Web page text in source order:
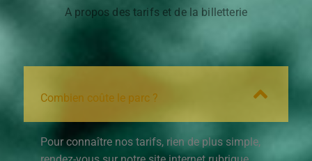
A propos des tarifs et de la billetterie
Combien coûte le parc ?
Pour connaître nos tarifs, rien de plus simple,